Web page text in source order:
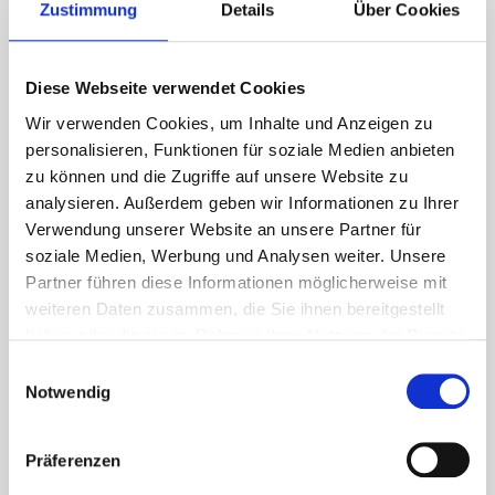
Zustimmung Details Über Cookies
Diese Webseite verwendet Cookies
Wir verwenden Cookies, um Inhalte und Anzeigen zu
personalisieren, Funktionen für soziale Medien anbieten
zu können und die Zugriffe auf unsere Website zu
analysieren. Außerdem geben wir Informationen zu Ihrer
Verwendung unserer Website an unsere Partner für
soziale Medien, Werbung und Analysen weiter. Unsere
Partner führen diese Informationen möglicherweise mit
weiteren Daten zusammen, die Sie ihnen bereitgestellt
Notwendig
Präferenzen
geschlossen